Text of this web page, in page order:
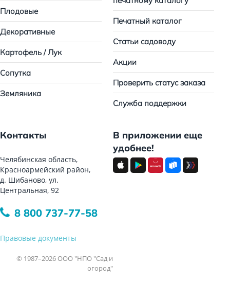
Плодовые
Декоративные
Картофель / Лук
Сопутка
Земляника
Печатный каталог
Статьи садоводу
Акции
Проверить статус заказа
Служба поддержки
Контакты
Челябинская область,
Красноармейский район,
д. Шибаново, ул.
Центральная, 92
8 800 737-77-58
Правовые документы
© 1987–2026 ООО "НПО "Сад и
огород"
В приложении еще
удобнее!